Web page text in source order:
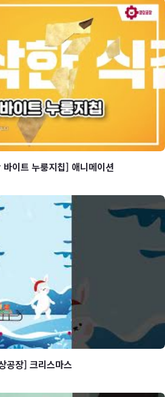
년
바이트 누룽지칩]
이트 누룽지칩] 애니메이션
공장] 크리스마스